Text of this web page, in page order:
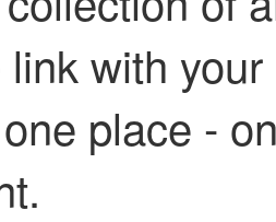
with
place -